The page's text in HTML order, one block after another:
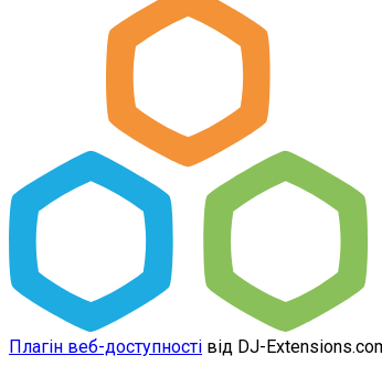
Плагін веб-доступності від DJ-